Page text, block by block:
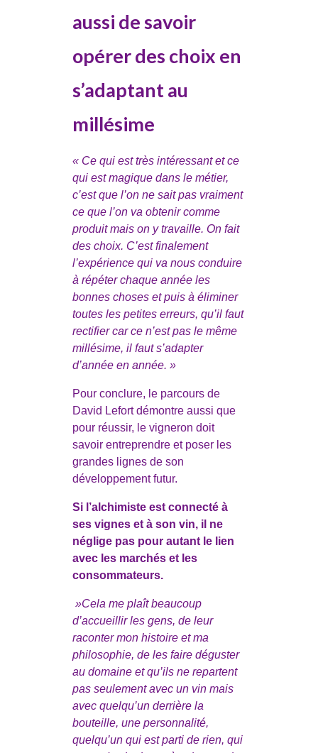
aussi de savoir
opérer des choix en
s’adaptant au
millésime
« Ce qui est très intéressant et ce
qui est magique dans le métier,
c’est que l’on ne sait pas vraiment
ce que l’on va obtenir comme
produit mais on y travaille. On fait
des choix. C’est finalement
l’expérience qui va nous conduire
à répéter chaque année les
bonnes choses et puis à éliminer
toutes les petites erreurs, qu’il faut
rectifier car ce n’est pas le même
millésime, il faut s’adapter
d’année en année. »
Pour conclure, le parcours de
David Lefort démontre aussi que
pour réussir, le vigneron doit
savoir entreprendre et poser les
grandes lignes de son
développement futur.
Si l’alchimiste est connecté à
ses vignes et à son vin, il ne
néglige pas pour autant le lien
avec les marchés et les
consommateurs.
»Cela me plaît beaucoup
d’accueillir les gens, de leur
raconter mon histoire et ma
philosophie, de les faire déguster
au domaine et qu’ils ne repartent
pas seulement avec un vin mais
avec quelqu’un derrière la
bouteille, une personnalité,
quelqu’un qui est parti de rien, qui